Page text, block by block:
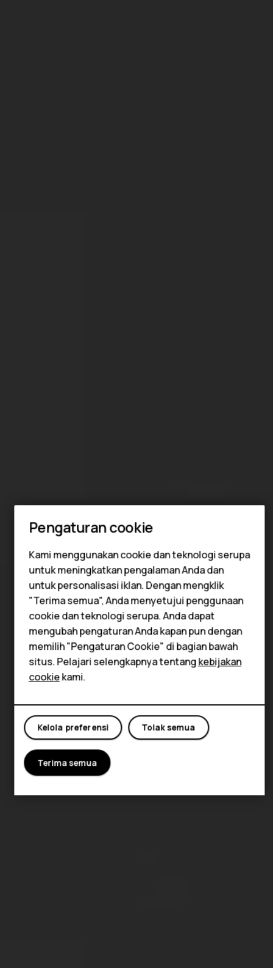
Smartphone
Feature phones
Aksesori
Tablet
Pengaturan cookie
Kami menggunakan cookie dan teknologi serupa
untuk meningkatkan pengalaman Anda dan
untuk personalisasi iklan. Dengan mengklik
"Terima semua", Anda menyetujui penggunaan
cookie dan teknologi serupa. Anda dapat
mengubah pengaturan Anda kapan pun dengan
memilih "Pengaturan Cookie" di bagian bawah
situs. Pelajari selengkapnya tentangkebijakan
cookiekami.
Tolak semua
Kelola preferensi
Terima semua